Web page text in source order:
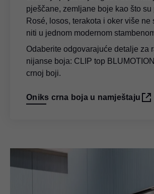
pješčane, zemljane boje kao što su
Rosé, losos, terakota i oker više ne
niti u jednom modernom
Odaberite odgovarajuće detalje za
nijanse boja: CLIP top
crnoj boji.
Oniks crna boja u namještaju